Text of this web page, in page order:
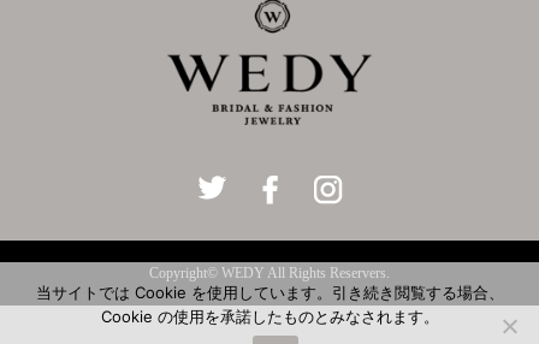
Copyright© WEDY All Rights Reservers.
当サイトでは Cookie を使用しています。引き続き閲覧する場合、
Cookie の使用を承諾したものとみなされます。